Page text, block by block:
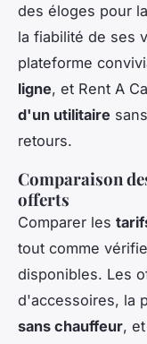
des éloges pour
la fiabilité de ses
plateforme
ligne, et Rent A
d'un utilitaire
retours.
Comparaison
offerts
Comparer les
tout comme
disponibles. Les
d'accessoires, la
sans chauffeur,